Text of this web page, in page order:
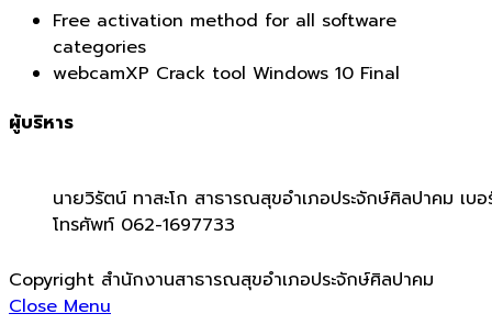
Free activation method for all software
categories
webcamXP Crack tool Windows 10 Final
ผู้บริหาร
นายวิรัตน์ ทาสะโก สาธารณสุขอำเภอประจักษ์ศิลปาคม เบอ
โทรศัพท์ 062-1697733
Copyright สำนักงานสาธารณสุขอำเภอประจักษ์ศิลปาคม
Close Menu